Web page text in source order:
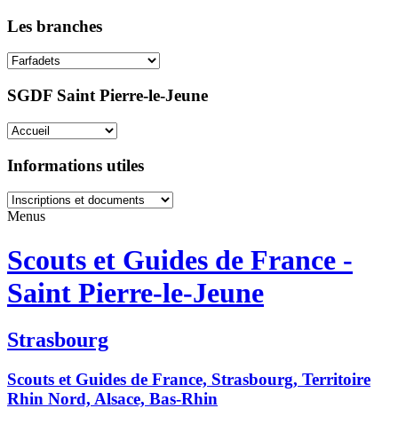
Les branches
SGDF Saint Pierre-le-Jeune
Informations utiles
Menus
Scouts et Guides de France -
Saint Pierre-le-Jeune
Strasbourg
Scouts et Guides de France, Strasbourg, Territoire
Rhin Nord, Alsace, Bas-Rhin